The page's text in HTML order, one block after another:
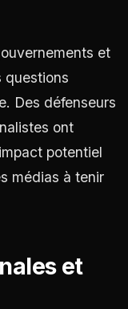
et
questions
Des défenseurs
ont
potentiel
médias à tenir
et